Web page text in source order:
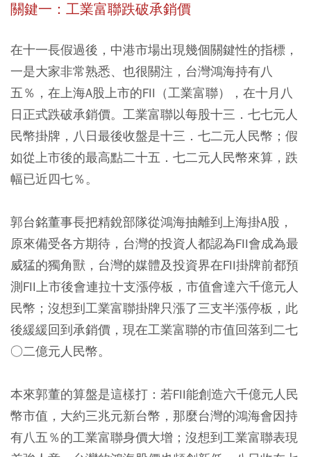
關鍵一：工業富聯跌破承銷價
在十一長假過後，中港市場出現幾個關鍵性的指標，
一是大家非常熟悉、也很關注，台灣鴻海持有八
五％，在上海A股上市的FII（工業富聯），在十月八
日正式跌破承銷價。工業富聯以每股十三．七七元人
民幣掛牌，八日最後收盤是十三．七二元人民幣；假
如從上市後的最高點二十五．七二元人民幣來算，跌
幅已近四七％。
郭台銘董事長把精銳部隊從鴻海抽離到上海掛A股，
原來備受各方期待，台灣的投資人都認為FII會成為最
威猛的獨角獸，台灣的媒體及投資界在FII掛牌前都預
測FII上市後會連拉十支漲停板，市值會達六千億元人
民幣；沒想到工業富聯掛牌只漲了三支半漲停板，此
後緩緩回到承銷價，現在工業富聯的市值回落到二七
○二億元人民幣。
本來郭董的算盤是這樣打：若FII能創造六千億元人民
幣市值，大約三兆元新台幣，那麼台灣的鴻海會因持
有八五％的工業富聯身價大增；沒想到工業富聯表現